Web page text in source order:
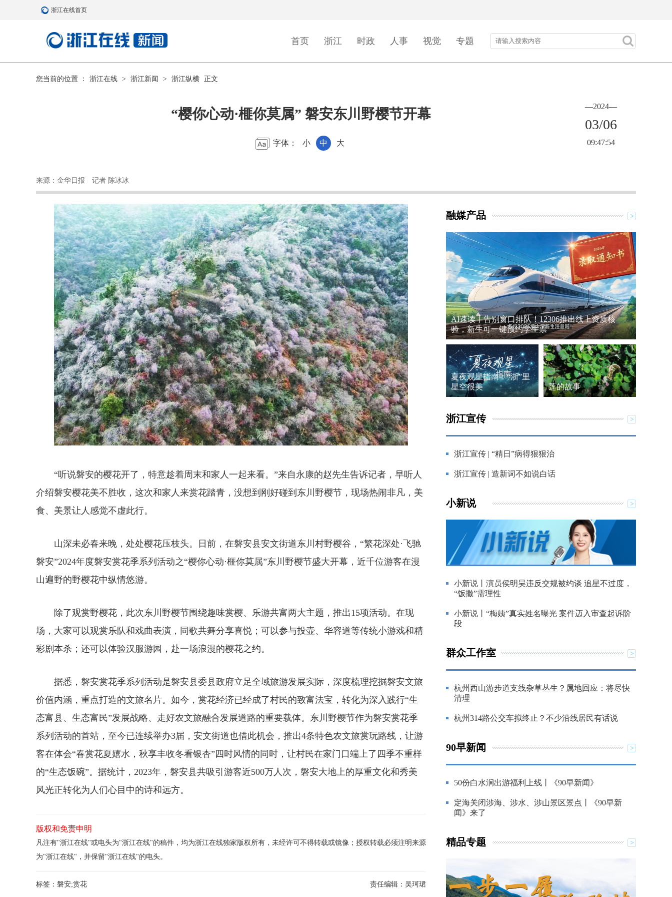
浙江在线首页
首页 浙江 时政 人事 视觉 专题
您当前的位置 ： 浙江在线 > 浙江新闻 > 浙江纵横 正文
“樱你心动·榧你莫属” 磐安东川野樱节开幕
字体： 小 中 大
—2024—
03/06
09:47:54
来源：金华日报 记者 陈冰冰
“听说磐安的樱花开了，特意趁着周末和家人一起来看。”来自永康的赵先生告诉记者，早听人
介绍磐安樱花美不胜收，这次和家人来赏花踏青，没想到刚好碰到东川野樱节，现场热闹非凡，美
食、美景让人感觉不虚此行。
山深未必春来晚，处处樱花压枝头。日前，在磐安县安文街道东川村野樱谷，“繁花深处·飞驰
磐安”2024年度磐安赏花季系列活动之“樱你心动·榧你莫属”东川野樱节盛大开幕，近千位游客在漫
山遍野的野樱花中纵情悠游。
除了观赏野樱花，此次东川野樱节围绕趣味赏樱、乐游共富两大主题，推出15项活动。在现
场，大家可以观赏乐队和戏曲表演，同歌共舞分享喜悦；可以参与投壶、华容道等传统小游戏和精
彩剧本杀；还可以体验汉服游园，赴一场浪漫的樱花之约。
据悉，磐安赏花季系列活动是磐安县委县政府立足全域旅游发展实际，深度梳理挖掘磐安文旅
价值内涵，重点打造的文旅名片。如今，赏花经济已经成了村民的致富法宝，转化为深入践行“生
态富县、生态富民”发展战略、走好农文旅融合发展道路的重要载体。东川野樱节作为磐安赏花季
系列活动的首站，至今已连续举办3届，安文街道也借此机会，推出4条特色农文旅赏玩路线，让游
客在体会“春赏花夏嬉水，秋享丰收冬看银杏”四时风情的同时，让村民在家门口端上了四季不重样
的“生态饭碗”。据统计，2023年，磐安县共吸引游客近500万人次，磐安大地上的厚重文化和秀美
风光正转化为人们心目中的诗和远方。
版权和免责申明
凡注有"浙江在线"或电头为"浙江在线"的稿件，均为浙江在线独家版权所有，未经许可不得转载或镜像；授权转载必须注明来源
为"浙江在线"，并保留"浙江在线"的电头。
标签： 磐安;赏花 责任编辑： 吴珂珺
融媒产品
AI速读丨告别窗口排队！12306推出线上资质核
验，新生可一键预约学生票
夏夜观星指南：“浙”里
星空很美
莲的故事
浙江宣传
浙江宣传 | “精日”病得狠狠治
浙江宣传 | 造新词不如说白话
小新说
小新说丨演员侯明昊违反交规被约谈 追星不过度，
“饭撒”需理性
小新说丨“梅姨”真实姓名曝光 案件迈入审查起诉阶
段
群众工作室
杭州西山游步道支线杂草丛生？属地回应：将尽快
清理
杭州314路公交车拟终止？不少沿线居民有话说
90早新闻
50份白水涧出游福利上线丨《90早新闻》
定海关闭涉海、涉水、涉山景区景点丨《90早新
闻》来了
精品专题